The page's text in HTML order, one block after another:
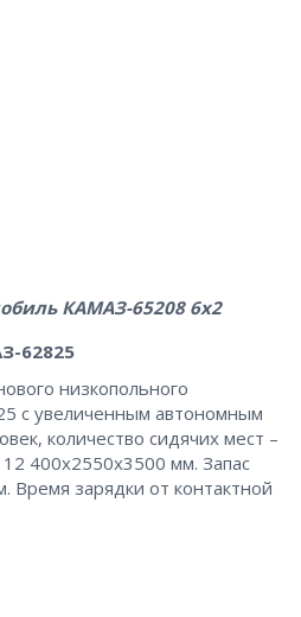
КАМАЗ-65208 6х2
62825
низкопольного
с увеличенным автономным
количество сидячих мест –
400х2550х3500 мм. Запас
Время зарядки от контактной